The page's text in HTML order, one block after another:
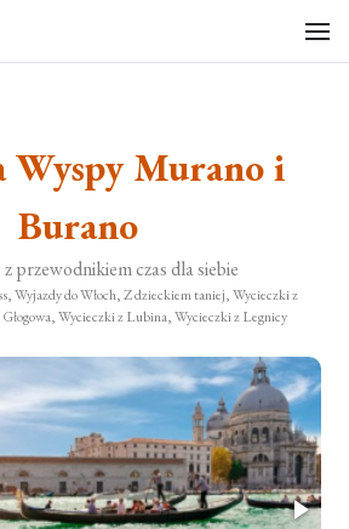
Wyspy Murano i
Burano
przewodnikiem czas dla siebie
Wyjazdy do Włoch, Z dzieckiem taniej, Wycieczki z
Wycieczki z Lubina, Wycieczki z Legnicy